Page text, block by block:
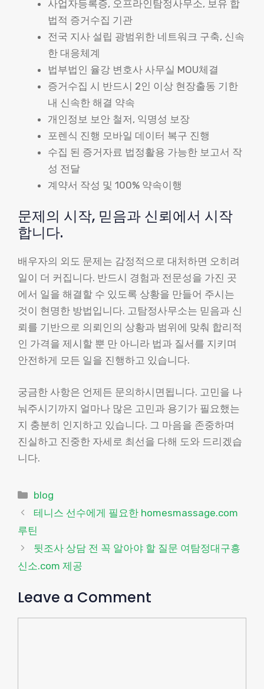
사업자등록증, 오프라인탐정사무소, 보유 합
법적 증거수집 기관
전국 지사 설립 광범위한 네트워크 구축, 신속
한 대응체계
법부법인 율강 변호사 사무실 MOU체결
증거수집 시 반드시 2인 이상 현장출동 기한
내 신속한 해결 약속
개인정보 보안 철저, 익명성 보장
포렌식 진행 모바일 데이터 복구 진행
수집 된 증거자료 법정활용 가능한 보고서 작
성 전달
계약서 작성 및 100% 약속이행
문제의 시작, 믿음과 신뢰에서 시작
합니다.
배우자의 외도 문제는 감정적으로 대처하면 오히려
일이 더 커집니다. 반드시 경험과 전문성을 가진 곳
에서 일을 해결할 수 있도록 상황을 만들어 주시는
것이 현명한 방법입니다. 고탐정사무소는 믿음과 신
뢰를 기반으로 의뢰인의 상황과 범위에 맞춰 합리적
인 가격을 제시할 뿐 만 아니라 법과 질서를 지키며
안전하게 모든 일을 진행하고 있습니다.
궁금한 사항은 언제든 문의하시면됩니다. 고민을 나
눠주시기까지 얼마나 많은 고민과 용기가 필요했는
지 충분히 인지하고 있습니다. 그 마음을 존중하며
진실하고 진중한 자세로 최선을 다해 도와 드리겠습
니다.
Categories
blog
테니스 선수에게 필요한 homesmassage.com
루틴
뒷조사 상담 전 꼭 알아야 할 질문 여탐정대구흥
신소.com 제공
Leave a Comment